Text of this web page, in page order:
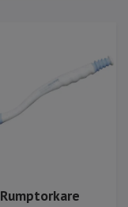
Rumptorkare